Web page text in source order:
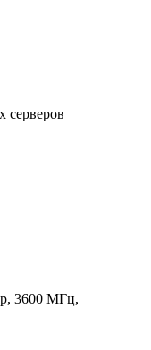
серверов
, 3600 МГц,